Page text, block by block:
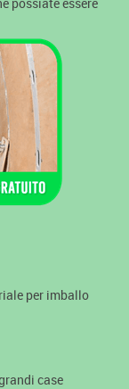
per imballo
case